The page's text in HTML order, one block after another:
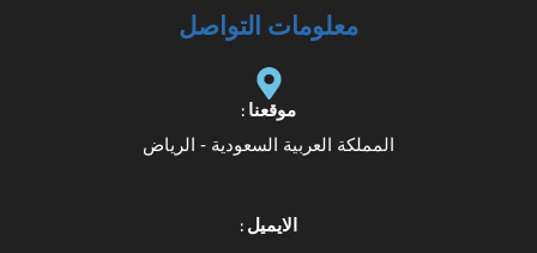
معلومات التواصل
موقعنا :
المملكة العربية السعودية - الرياض
الايميل :